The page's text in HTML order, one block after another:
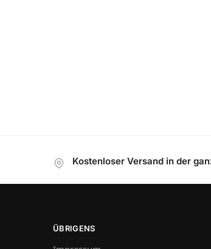
Kostenloser Versand in der
ÜBRIGENS